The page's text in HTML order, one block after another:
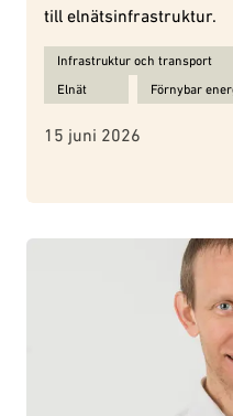
till elnätsinfrastruktur.
Ämnen för Tyréns tecknar
Infrastruktur och transport
Elnät
Förnybar
15 juni 2026